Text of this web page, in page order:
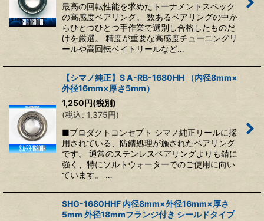
最高の回転性能を求めたトーナメントスペック
の高感度ベアリング。 数あるベアリングの中か
らひとつひとつ手作業で選別し合格したものだ
けを厳選。 精度が重要な高感度チューニングリ
ールや高回転ベイトリールなど…
【シマノ純正】S A-RB-1680HH （内径8mm×
外径16mm×厚さ5mm）
1,250円(税別)
(税込: 1,375円)
■プロダクトコンセプト シマノ純正リールに採
用されている、防錆処理が施されたベアリング
です。 通常のステンレスベアリングよりも錆に
強く、特にソルトウォーターでのご使用に向い
ています。 …
SHG-1680HHF 内径8mm×外径16mm×厚さ
5mm 外径18mmフランジ付き シールドタイプ